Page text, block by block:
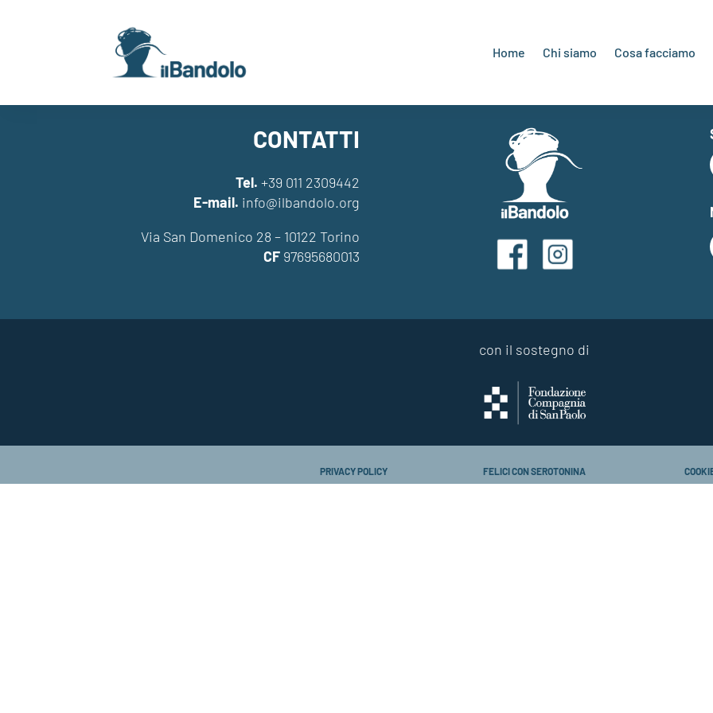
Home Chi siamo Cosa facciamo
CONTATTI
Tel. +39 011 2309442
E-mail. info@ilbandolo.org
Via San Domenico 28 – 10122 Torino
CF 97695680013
con il sostegno di
PRIVACY POLICY FELICI CON SEROTONINA